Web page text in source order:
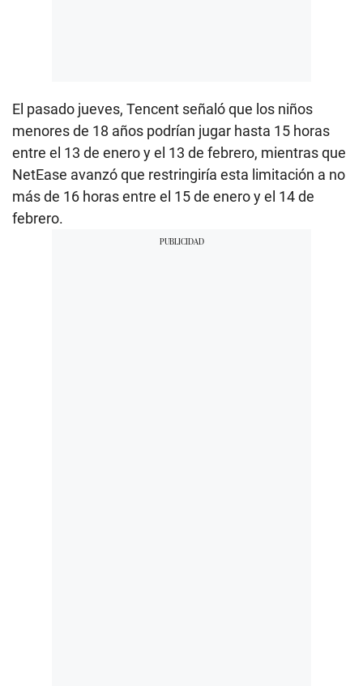
El pasado jueves, Tencent señaló que los niños
menores de 18 años podrían jugar hasta 15 horas
entre el 13 de enero y el 13 de febrero, mientras que
NetEase avanzó que restringiría esta limitación a no
más de 16 horas entre el 15 de enero y el 14 de
febrero.